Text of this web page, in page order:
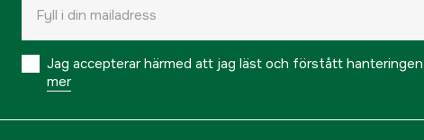
Jag accepterar härmed att jag läst och förstått
mer